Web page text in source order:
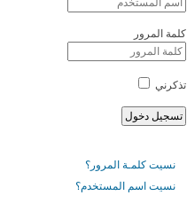
كلمة المرور
تذكرني
نسيت كلمـة المرور؟
نسيت اسم المستخدم؟